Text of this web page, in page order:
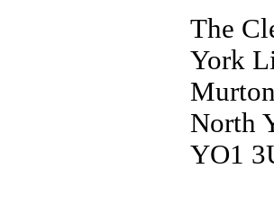
The
York
North
YO1